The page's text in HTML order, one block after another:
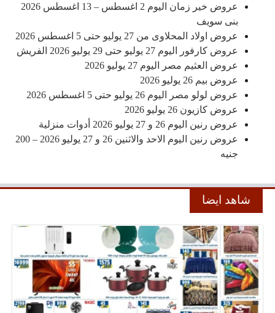
عروض خير زمان اليوم 2 اغسطس – 13 اغسطس 2026
بنى سويف
عروض اولاد المحلاوى من 27 يوليو حتى 5 اغسطس 2026
عروض كارفور اليوم 27 يوليو حتى 29 يوليو 2026 الفريش
عروض العثيم مصر اليوم 27 يوليو 2026
عروض بيم 26 يوليو 2026
عروض لولو مصر اليوم 26 يوليو حتى 5 اغسطس 2026
عروض كازيون 26 يوليو 2026
عروض رنين اليوم 26 و 27 يوليو 2026 أدوات منزلية
عروض رنين اليوم الاحد والاثنين 26 و 27 يوليو 2026 – 200
جنيه
شاهد ايضا